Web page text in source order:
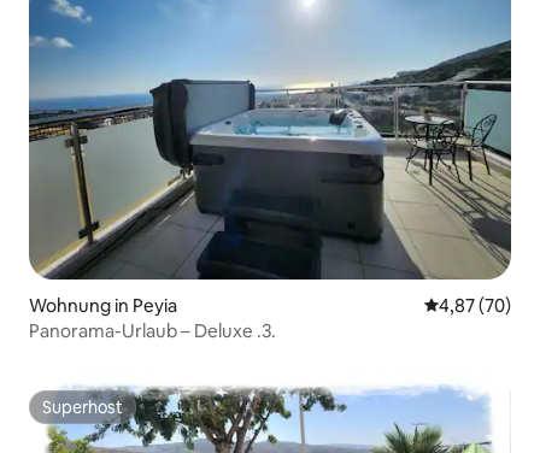
Wohnung in Peyia
4,87 (70)
Panorama-Urlaub – Deluxe .3.
Superhost
Superhost